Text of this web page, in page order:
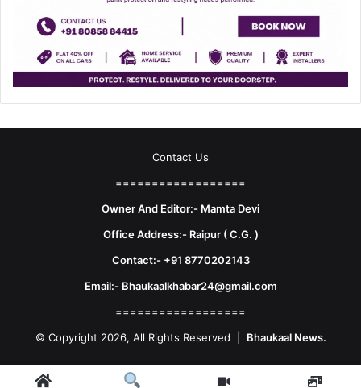
Contact Us
==================
Owner And Editor:- Mamta Devi
Office Address:- Raipur ( C.G. )
Contact:- +91 8770202143
Email:- Bhaukaalkhabar24@gmail.com
==================
© Copyright 2026, All Rights Reserved | Bhaukaal News.
Facebook YouTubeInstagramTelegram